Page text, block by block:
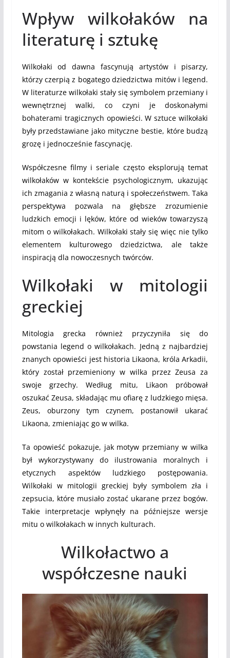
Wpływ wilkołaków na
literaturę i sztukę
Wilkołaki od dawna fascynują artystów i pisarzy,
którzy czerpią z bogatego dziedzictwa mitów i legend.
W literaturze wilkołaki stały się symbolem przemiany i
wewnętrznej walki, co czyni je doskonałymi
bohaterami tragicznych opowieści. W sztuce wilkołaki
były przedstawiane jako mityczne bestie, które budzą
grozę i jednocześnie fascynację.
Współczesne filmy i seriale często eksplorują temat
wilkołaków w kontekście psychologicznym, ukazując
ich zmagania z własną naturą i społeczeństwem. Taka
perspektywa pozwala na głębsze zrozumienie
ludzkich emocji i lęków, które od wieków towarzyszą
mitom o wilkołakach. Wilkołaki stały się więc nie tylko
elementem kulturowego dziedzictwa, ale także
inspiracją dla nowoczesnych twórców.
Wilkołaki w mitologii
greckiej
Mitologia grecka również przyczyniła się do
powstania legend o wilkołakach. Jedną z najbardziej
znanych opowieści jest historia Likaona, króla Arkadii,
który został przemieniony w wilka przez Zeusa za
swoje grzechy. Według mitu, Likaon próbował
oszukać Zeusa, składając mu ofiarę z ludzkiego mięsa.
Zeus, oburzony tym czynem, postanowił ukarać
Likaona, zmieniając go w wilka.
Ta opowieść pokazuje, jak motyw przemiany w wilka
był wykorzystywany do ilustrowania moralnych i
etycznych aspektów ludzkiego postępowania.
Wilkołaki w mitologii greckiej były symbolem zła i
zepsucia, które musiało zostać ukarane przez bogów.
Takie interpretacje wpłynęły na późniejsze wersje
mitu o wilkołakach w innych kulturach.
Wilkołactwo a
współczesne nauki